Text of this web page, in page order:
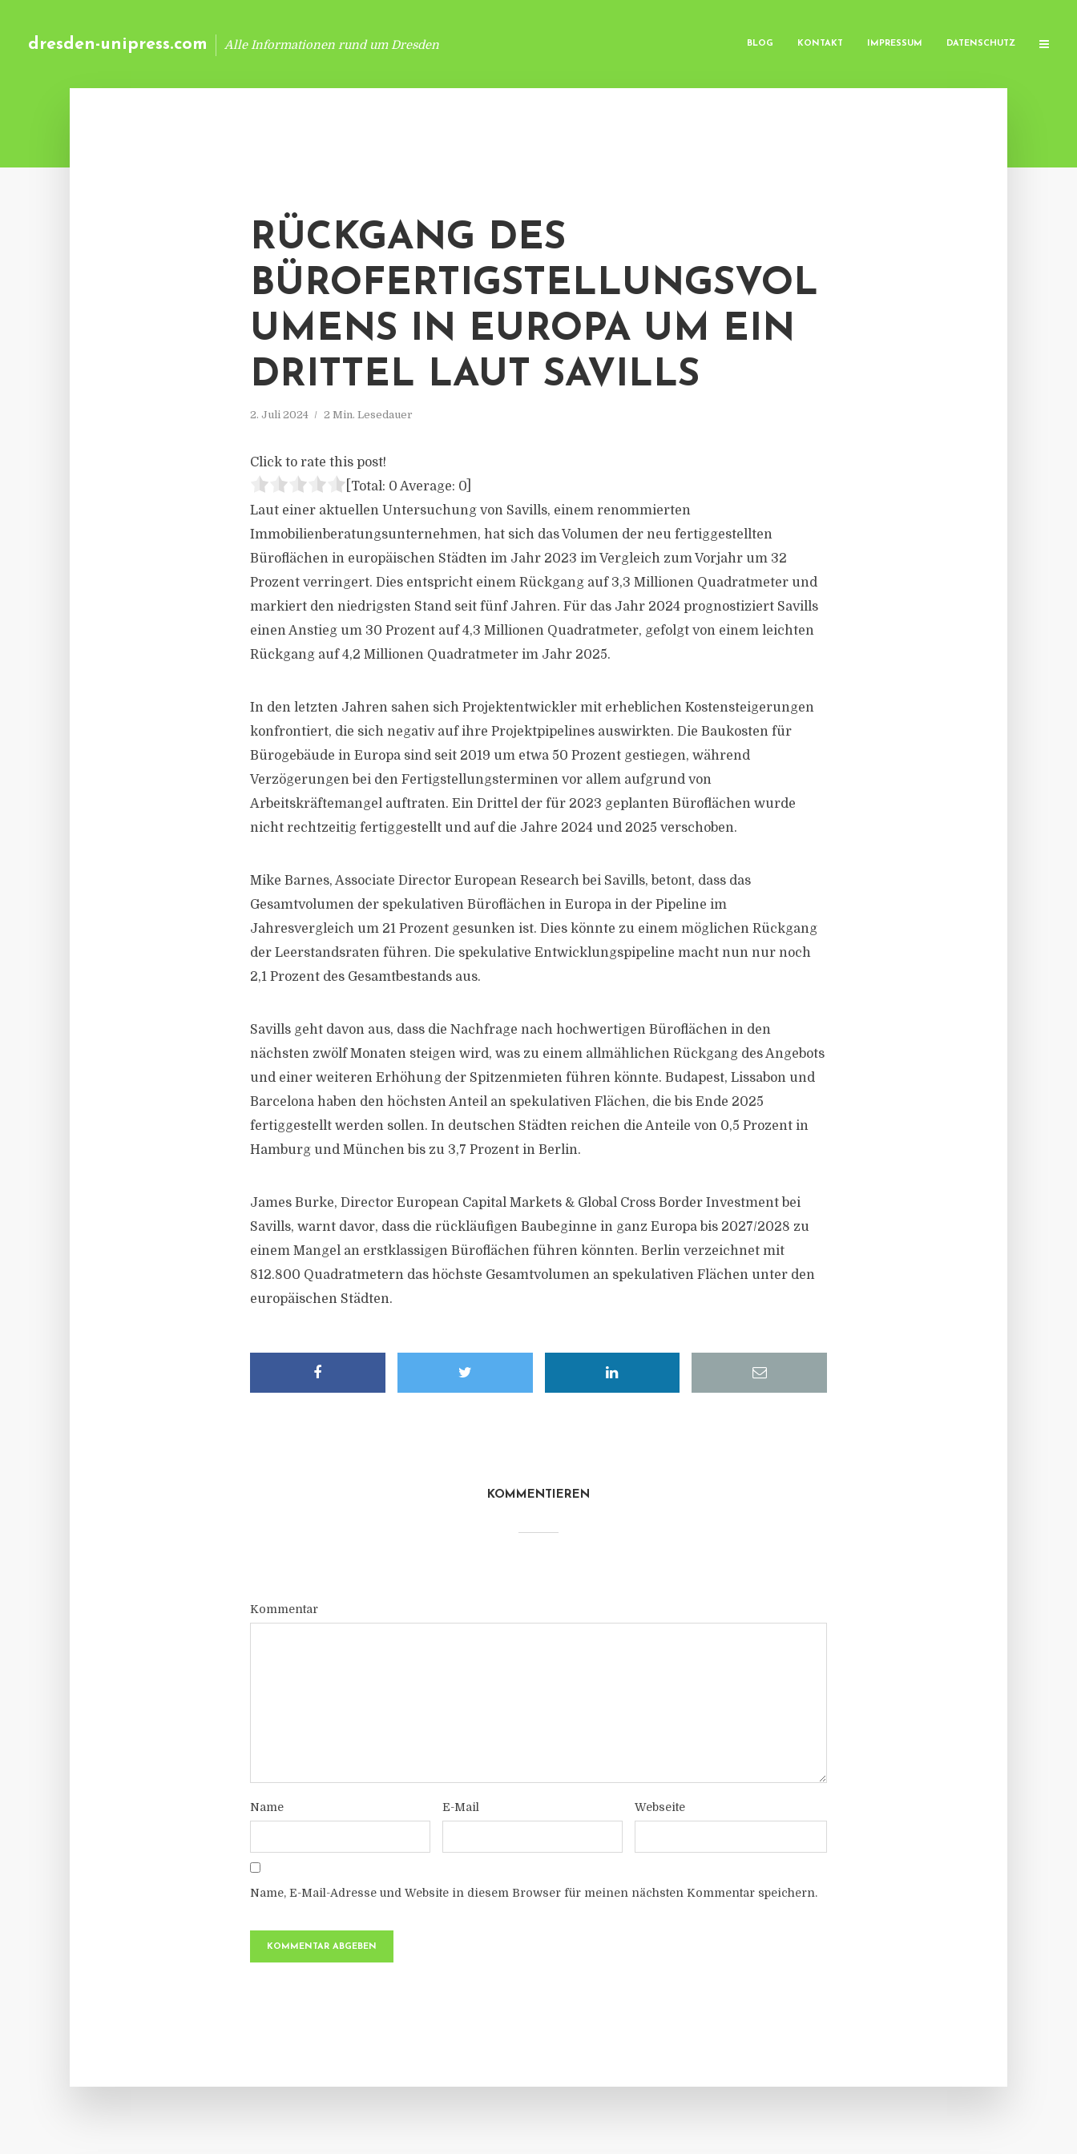
dresden-unipress.com Alle Informationen rund um Dresden BLOG KONTAKT IMPRESSUM DATENSCHUTZ
RÜCKGANG DES
BÜROFERTIGSTELLUNGSVOL
UMENS IN EUROPA UM EIN
DRITTEL LAUT SAVILLS
2. Juli 2024 2 Min. Lesedauer
Click to rate this post!
[Total: 0 Average: 0
Laut einer aktuellen Untersuchung von Savills, einem renommierten
Immobilienberatungsunternehmen, hat sich das Volumen der neu fertiggestellten
Büroflächen in europäischen Städten im Jahr 2023 im Vergleich zum Vorjahr um 32
Prozent verringert. Dies entspricht einem Rückgang auf 3,3 Millionen Quadratmeter und
markiert den niedrigsten Stand seit fünf Jahren. Für das Jahr 2024 prognostiziert Savills
einen Anstieg um 30 Prozent auf 4,3 Millionen Quadratmeter, gefolgt von einem leichten
Rückgang auf 4,2 Millionen Quadratmeter im Jahr 2025.
In den letzten Jahren sahen sich Projektentwickler mit erheblichen Kostensteigerungen
konfrontiert, die sich negativ auf ihre Projektpipelines auswirkten. Die Baukosten für
Bürogebäude in Europa sind seit 2019 um etwa 50 Prozent gestiegen, während
Verzögerungen bei den Fertigstellungsterminen vor allem aufgrund von
Arbeitskräftemangel auftraten. Ein Drittel der für 2023 geplanten Büroflächen wurde
nicht rechtzeitig fertiggestellt und auf die Jahre 2024 und 2025 verschoben.
Mike Barnes, Associate Director European Research bei Savills, betont, dass das
Gesamtvolumen der spekulativen Büroflächen in Europa in der Pipeline im
Jahresvergleich um 21 Prozent gesunken ist. Dies könnte zu einem möglichen Rückgang
der Leerstandsraten führen. Die spekulative Entwicklungspipeline macht nun nur noch
2,1 Prozent des Gesamtbestands aus.
Savills geht davon aus, dass die Nachfrage nach hochwertigen Büroflächen in den
nächsten zwölf Monaten steigen wird, was zu einem allmählichen Rückgang des Angebots
und einer weiteren Erhöhung der Spitzenmieten führen könnte. Budapest, Lissabon und
Barcelona haben den höchsten Anteil an spekulativen Flächen, die bis Ende 2025
fertiggestellt werden sollen. In deutschen Städten reichen die Anteile von 0,5 Prozent in
Hamburg und München bis zu 3,7 Prozent in Berlin.
James Burke, Director European Capital Markets & Global Cross Border Investment bei
Savills, warnt davor, dass die rückläufigen Baubeginne in ganz Europa bis 2027/2028 zu
einem Mangel an erstklassigen Büroflächen führen könnten. Berlin verzeichnet mit
812.800 Quadratmetern das höchste Gesamtvolumen an spekulativen Flächen unter den
europäischen Städten.
KOMMENTIEREN
Kommentar
Name E-Mail Webseite
Name, E-Mail-Adresse und Website in diesem Browser für meinen nächsten Kommentar speichern.